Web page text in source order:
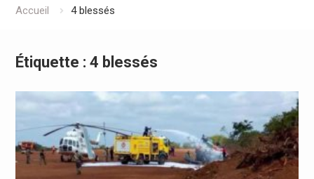
Accueil 4 blessés
Étiquette : 4 blessés